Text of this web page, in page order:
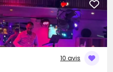
10 avis